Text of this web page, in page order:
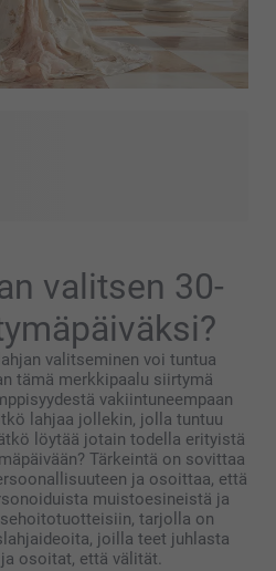
tasapainoa nostalgian
Lopputulos on tyyli, joka on
merkityksellisten
valitsen 30-
valitseminen voi tuntua
tämä merkkipaalu siirtymä
vakiintuneempaan
lahjaa jollekin, jolla tuntuu
löytää jotain todella erityistä
Tärkeintä on sovittaa
ja osoittaa, että
muistoesineistä ja
tarjolla on
joilla teet juhlasta
osoitat, että välität.